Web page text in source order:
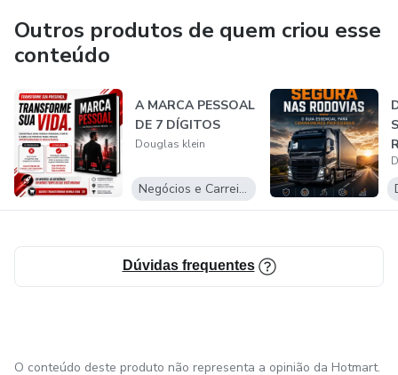
Outros produtos de quem criou esse
conteúdo
A MARCA PESSOAL
DE 7 DÍGITOS
Douglas klein
Negócios e Carreira
Dúvidas frequentes
O conteúdo deste produto não representa a opinião da Hotmart.